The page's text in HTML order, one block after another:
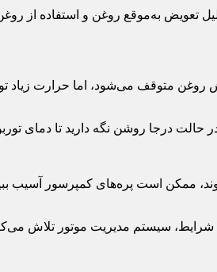
به‌موقع روغن و استفاده از
روغن متوقف می‌شود، اما حرارت زیاد
حالت درجا روشن نگه دارید تا دمای
ممکن است پره‌های کمپرسور آسیب
سیستم مدیریت موتور تلاش